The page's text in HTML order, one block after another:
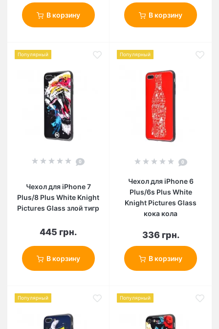
В корзину В корзину
Популярный
0
Чехол для iPhone 7
Plus/8 Plus White Knight
Pictures Glass злой тигр
445 грн.
В корзину
Популярный
0
Чехол для iPhone 6
Plus/6s Plus White
Knight Pictures Glass
кока кола
336 грн.
В корзину
Популярный Популярный